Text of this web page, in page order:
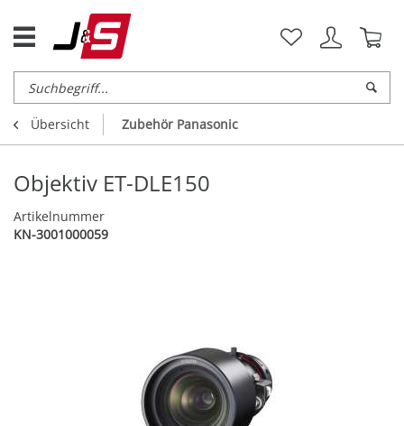
Übersicht Zubehör Panasonic
Objektiv ET-DLE150
Artikelnummer
KN-3001000059